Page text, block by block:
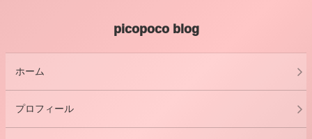
picopoco blog
ホーム
プロフィール